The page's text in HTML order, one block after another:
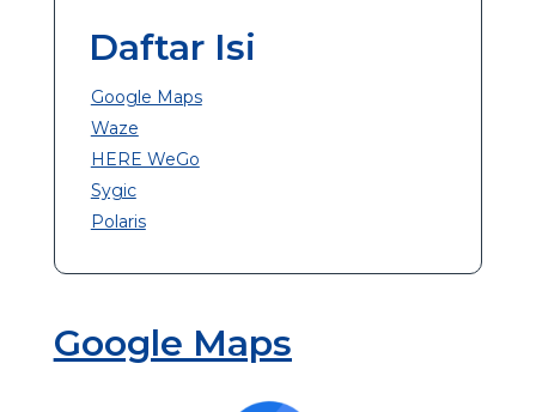
Daftar Isi
Google Maps
Waze
HERE WeGo
Sygic
Polaris
Google Maps